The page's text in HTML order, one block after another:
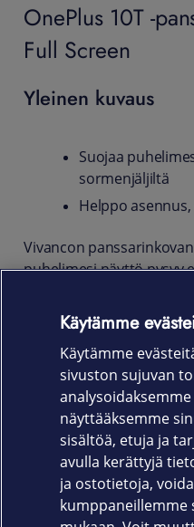
OnePlus 10T -
Full Screen
Yleinen kuvaus
Suojaa
sormenjäljiltä
Helppo
Vivancon
puhelimesi näyttö pysyy
suojalasi on valmistettu
Näytönsuojan käsitelty
pitää näytön puhtaana.
Tuotekoodi
63239
Käytämme
Käytämme
sivuston sujuvan
näyttääksemme
sisältöä, etuja ja
avulla kerättyjä
ja ostotietoja,
kumppaneillemme